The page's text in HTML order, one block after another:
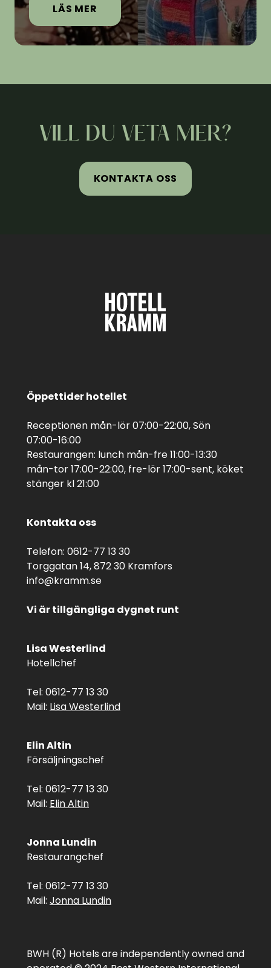
LÄS MER
VILL DU VETA MER?
KONTAKTA OSS
Öppettider hotellet
Receptionen mån-lör 07:00-22:00, Sön
07:00-16:00
Restaurangen: lunch mån-fre 11:00-13:30
mån-tor 17:00-22:00, fre-lör 17:00-sent, köket
stänger kl 21:00
Kontakta oss
Telefon: 0612-77 13 30
Torggatan 14, 872 30 Kramfors
info@kramm.se
Vi är tillgängliga dygnet runt
Lisa Westerlind
Hotellchef
Tel: 0612-77 13 30
Mail: Lisa Westerlind
Elin Altin
Försäljningschef
Tel: 0612-77 13 30
Mail: Elin Altin
Jonna Lundin
Restaurangchef
Tel: 0612-77 13 30
Mail: Jonna Lundin
BWH (R) Hotels are independently owned and